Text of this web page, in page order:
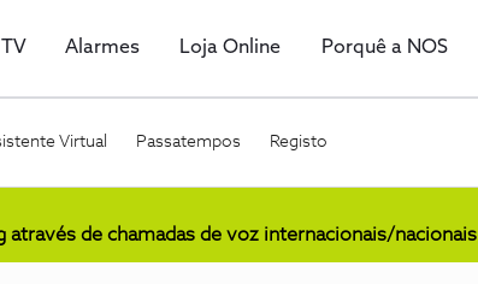
TV Alarmes Loja Online Porquê a NOS
Virtual Passatempos Registo
através de chamadas de voz internacionais/nacionais